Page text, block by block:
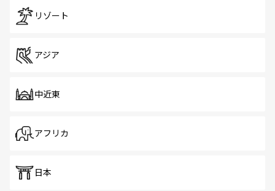
リゾート
アジア
中近東
アフリカ
日本